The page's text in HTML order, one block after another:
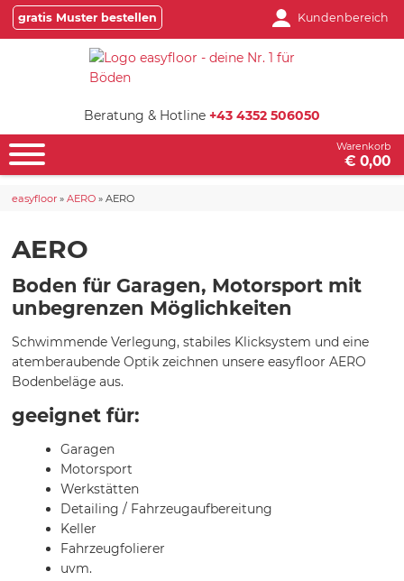
gratis Muster bestellen Kundenbereich
Beratung & Hotline +43 4352 506050
Warenkorb
€ 0,00
easyfloor »AERO »AERO
AERO
Boden für Garagen, Motorsport mit
unbegrenzen Möglichkeiten
Schwimmende Verlegung, stabiles Klicksystem und eine
atemberaubende Optik zeichnen unsere easyfloor AERO
Bodenbeläge aus.
geeignet für:
Garagen
Motorsport
Werkstätten
Detailing / Fahrzeugaufbereitung
Keller
Fahrzeugfolierer
uvm.